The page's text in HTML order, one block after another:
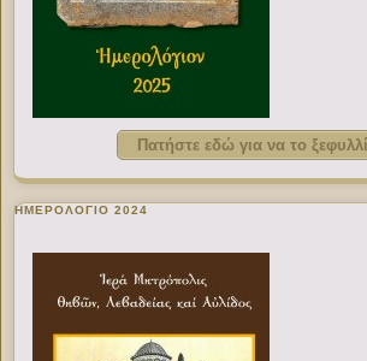
Πατήστε εδώ για να το
ΗΜΕΡΟΛΟΓΙΟ 2024